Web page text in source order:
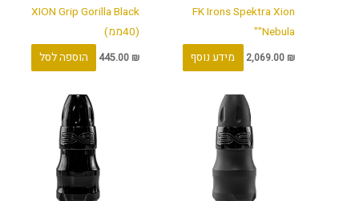
FK Irons Spektra Xion
"Nebula"
2,069.00 ₪ מידע נוסף
XION Grip Gorilla Black
(40ממ)
445.00 ₪ הוספה לסל